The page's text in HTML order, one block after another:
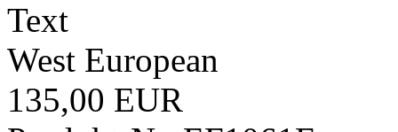
Text
West European
135,00 EUR